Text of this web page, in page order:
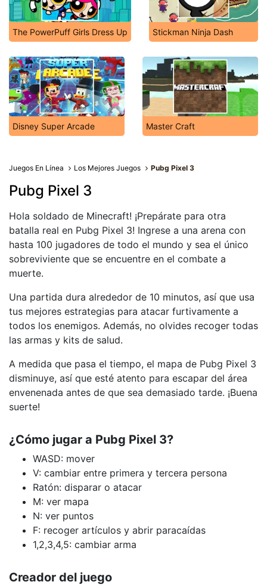
The PowerPuff Girls Dress Up Stickman Ninja Dash
Disney Super Arcade Master Craft
Juegos En Línea Los Mejores Juegos Pubg Pixel 3
Pubg Pixel 3
Hola soldado de Minecraft! ¡Prepárate para otra
batalla real en Pubg Pixel 3! Ingrese a una arena con
hasta 100 jugadores de todo el mundo y sea el único
sobreviviente que se encuentre en el combate a
muerte.
Una partida dura alrededor de 10 minutos, así que usa
tus mejores estrategias para atacar furtivamente a
todos los enemigos. Además, no olvides recoger todas
las armas y kits de salud.
A medida que pasa el tiempo, el mapa de Pubg Pixel 3
disminuye, así que esté atento para escapar del área
envenenada antes de que sea demasiado tarde. ¡Buena
suerte!
¿Cómo jugar a Pubg Pixel 3?
WASD: mover
V: cambiar entre primera y tercera persona
Ratón: disparar o atacar
M: ver mapa
N: ver puntos
F: recoger artículos y abrir paracaídas
1,2,3,4,5: cambiar arma
Creador del juego